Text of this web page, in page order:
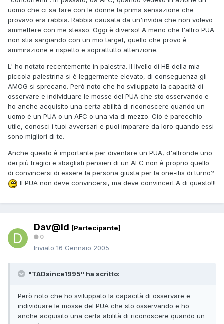
uomo che ci sa fare con le donne la prima sensazione che
provavo era rabbia. Rabbia causata da un'invidia che non volevo
ammettere con me stesso. Oggi è diverso! A meno che l'altro PUA
non stia sargiando con un mio target, quello che provo è
ammirazione e rispetto e soprattutto attenzione.
L' ho notato recentemente in palestra. Il livello di HB della mia
piccola palestrina si è leggermente elevato, di conseguenza gli
AMOG si sprecano. Però noto che ho sviluppato la capacità di
osservare e individuare le mosse del PUA che sto osservando e
ho anche acquisito una certa abilità di riconoscere quando un
uomo è un PUA o un AFC o una via di mezzo. Ciò è parecchio
utile, conosci i tuoi avversari e puoi imparare da loro quando essi
sono migliori di te.
Anche questo è importante per diventare un PUA, d'altronde uno
dei più tragici e sbagliati pensieri di un AFC non è proprio quello
di convincersi di essere la persona giusta per la one-itis di turno?
Il PUA non deve convincersi, ma deve convincerLA di questo!!!
Dav@Id [Partecipante]
0
Inviato 16 Gennaio 2005
"TADsince1995" ha scritto:
Però noto che ho sviluppato la capacità di osservare e
individuare le mosse del PUA che sto osservando e ho
anche acquisito una certa abilità di riconoscere quando un